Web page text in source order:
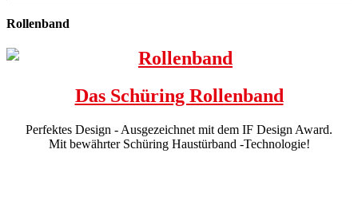
Rollenband
Das Schüring Rollenband
Perfektes Design - Ausgezeichnet mit dem IF Design Award.
Mit bewährter Schüring Haustürband -Technologie!